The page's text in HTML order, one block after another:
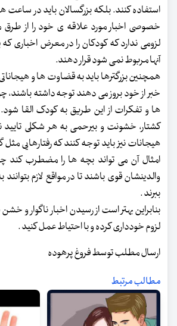
استفاده کنند. بلکه بزرگسالان باید در
خصوصی اخبار مورد علاقه ی خود را از طرق
لزومی ندارد که کودکان را در معرض اخباری
آنها مربوط نمی شود قرار دهند.
همچنین بزرگترها باید به قضاوت ها و
خبر از خود بروز می دهند توجه داشته
ها و تفکرات از این طریق به کودک القا
کشتار، خشونت و بیرحمی به هر شکلی تایید
هیجانات نیز باید توجه کنند که رفتارهایی مثل
امثال آن می تواند بچه ها را مضطرب کند
والدینشان قوی باشند تا در مواقع لازم بتوانند
ببرند .
بنابراین بهتر است از رسیدن اخبار ناگوار و
لزوم خودداری کرده و با احتیاط عمل کنید .
ارسال مطلب توسط فروغ پرهوده
مطالب مرتبط